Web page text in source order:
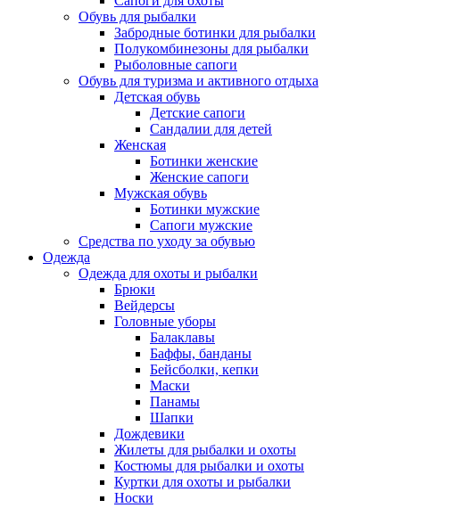
Обувь для рыбалки
Забродные ботинки для рыбалки
Полукомбинезоны для рыбалки
Рыболовные сапоги
Обувь для туризма и активного отдыха
Детская обувь
Детские сапоги
Сандалии для детей
Женская
Ботинки женские
Женские сапоги
Мужская обувь
Ботинки мужские
Сапоги мужские
Средства по уходу за обувью
Одежда
Одежда для охоты и рыбалки
Брюки
Вейдерсы
Головные уборы
Балаклавы
Баффы, банданы
Бейсболки, кепки
Маски
Панамы
Шапки
Дождевики
Жилеты для рыбалки и охоты
Костюмы для рыбалки и охоты
Куртки для охоты и рыбалки
Носки